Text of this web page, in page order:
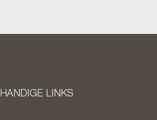
HANDIGE LINKS